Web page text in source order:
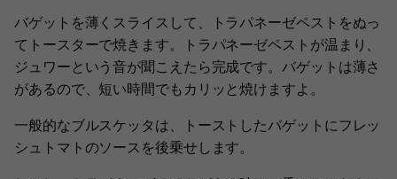
バゲットを薄くスライスして、トラパネーゼペストをぬっ
てトースターで焼きます。トラパネーゼペストが温まり、
ジュワーという音が聞こえたら完成です。バゲットは薄さ
があるので、短い時間でもカリッと焼けますよ。
一般的なブルスケッタは、トーストしたバゲットにフレッ
シュトマトのソースを後乗せします。